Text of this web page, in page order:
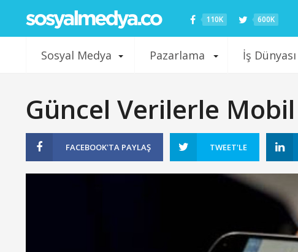
110K 600K
Sosyal Medya Pazarlama İş Dünyası
Güncel Verilerle
FACEBOOK'TA PAYLAŞ TWEET'LE